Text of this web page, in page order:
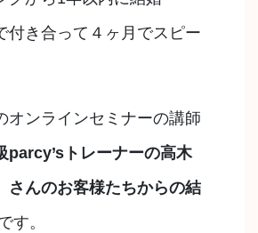
付き合って４ヶ月でスピー
オンラインセミナーの講師
parcy’sトレーナーの高木
さんのお客様たちからの結
す。